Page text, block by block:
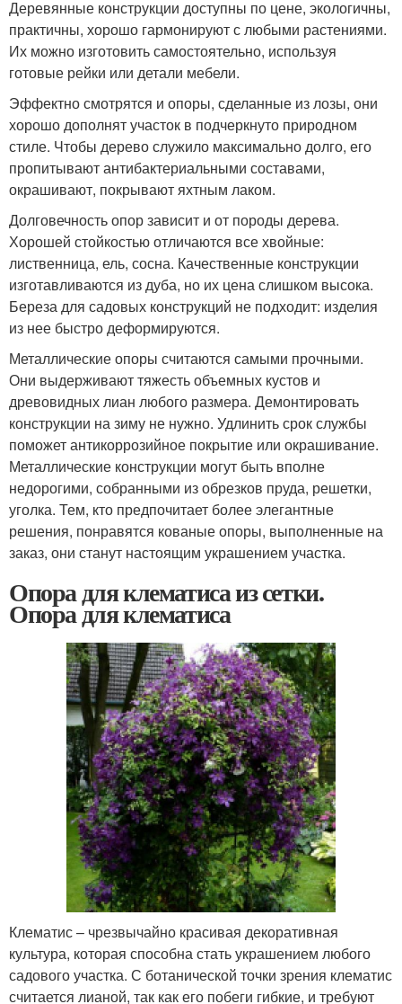
Деревянные конструкции доступны по цене, экологичны,
практичны, хорошо гармонируют с любыми растениями.
Их можно изготовить самостоятельно, используя
готовые рейки или детали мебели.
Эффектно смотрятся и опоры, сделанные из лозы, они
хорошо дополнят участок в подчеркнуто природном
стиле. Чтобы дерево служило максимально долго, его
пропитывают антибактериальными составами,
окрашивают, покрывают яхтным лаком.
Долговечность опор зависит и от породы дерева.
Хорошей стойкостью отличаются все хвойные:
лиственница, ель, сосна. Качественные конструкции
изготавливаются из дуба, но их цена слишком высока.
Береза для садовых конструкций не подходит: изделия
из нее быстро деформируются.
Металлические опоры считаются самыми прочными.
Они выдерживают тяжесть объемных кустов и
древовидных лиан любого размера. Демонтировать
конструкции на зиму не нужно. Удлинить срок службы
поможет антикоррозийное покрытие или окрашивание.
Металлические конструкции могут быть вполне
недорогими, собранными из обрезков пруда, решетки,
уголка. Тем, кто предпочитает более элегантные
решения, понравятся кованые опоры, выполненные на
заказ, они станут настоящим украшением участка.
Опора для клематиса из сетки.
Опора для клематиса
Клематис – чрезвычайно красивая декоративная
культура, которая способна стать украшением любого
садового участка. С ботанической точки зрения клематис
считается лианой, так как его побеги гибкие, и требуют